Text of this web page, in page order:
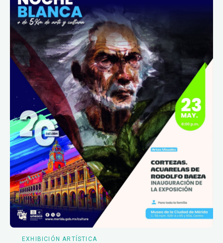
EXHIBICIÓN ARTÍSTICA